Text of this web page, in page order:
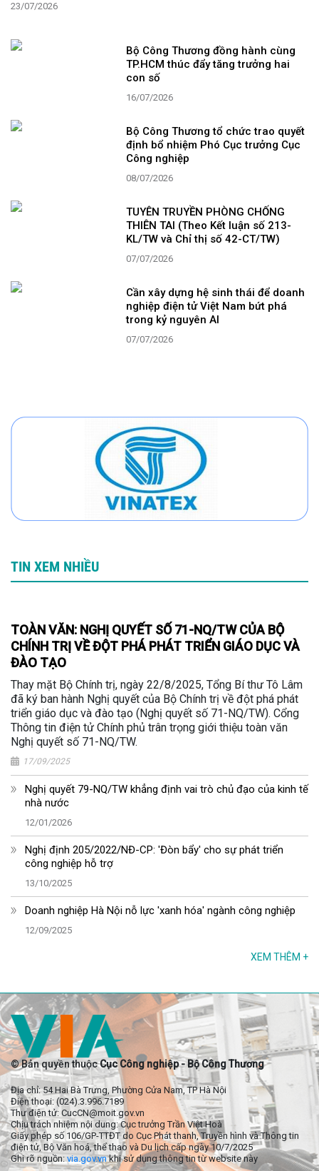
23/07/2026
Bộ Công Thương đồng hành cùng
TP.HCM thúc đẩy tăng trưởng hai
con số
16/07/2026
Bộ Công Thương tổ chức trao quyết
định bổ nhiệm Phó Cục trưởng Cục
Công nghiệp
08/07/2026
TUYÊN TRUYỀN PHÒNG CHỐNG
THIÊN TAI (Theo Kết luận số 213-
KL/TW và Chỉ thị số 42-CT/TW)
07/07/2026
Cần xây dựng hệ sinh thái để doanh
nghiệp điện tử Việt Nam bứt phá
trong kỷ nguyên AI
07/07/2026
TIN XEM NHIỀU
TOÀN VĂN: NGHỊ QUYẾT SỐ 71-NQ/TW CỦA BỘ
CHÍNH TRỊ VỀ ĐỘT PHÁ PHÁT TRIỂN GIÁO DỤC VÀ
ĐÀO TẠO
Thay mặt Bộ Chính trị, ngày 22/8/2025, Tổng Bí thư Tô Lâm
đã ký ban hành Nghị quyết của Bộ Chính trị về đột phá phát
triển giáo dục và đào tạo (Nghị quyết số 71-NQ/TW). Cổng
Thông tin điện tử Chính phủ trân trọng giới thiệu toàn văn
Nghị quyết số 71-NQ/TW.
17/09/2025
Nghị quyết 79-NQ/TW khẳng định vai trò chủ đạo của kinh tế
nhà nước
12/01/2026
Nghị định 205/2022/NĐ-CP: 'Đòn bẩy' cho sự phát triển
công nghiệp hỗ trợ
13/10/2025
Doanh nghiệp Hà Nội nỗ lực 'xanh hóa' ngành công nghiệp
12/09/2025
XEM THÊM +
© Bản quyền thuộcCục Công nghiệp - Bộ Công Thương
Địa chỉ: 54 Hai Bà Trưng, Phường Cửa Nam, TP Hà Nội
Điện thoại: (024).3.996.7189
Thư điện tử: CucCN@moit.gov.vn
Chịu trách nhiệm nội dung: Cục trưởng Trần Việt Hoà
Giấy phép số 106/GP-TTĐT do Cục Phát thanh, Truyền hình và Thông tin
điện tử, Bộ Văn hoá, thể thao và Du lịch cấp ngày 10/7/2025
Ghi rõ nguồn: via.gov.vnkhi sử dụng thông tin từ website này